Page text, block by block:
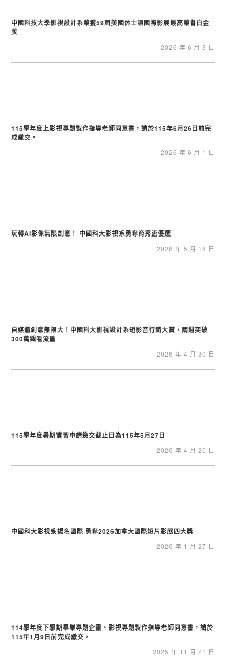
中國科技大學影視設計系榮獲59屆美國休士頓國際影展最高榮譽白金
獎
2026 年 6 月 3 日
115學年度上影視專題製作指導老師同意書，請於115年6月26日前完
成繳交。
2026 年 6 月 1 日
玩轉AI影像無限創意！ 中國科大影視系勇奪育秀盃優選
2026 年 5 月 18 日
自媒體創意無限大！中國科大影視設計系短影音行銷大賞，兩週突破
300萬觀看流量
2026 年 4 月 30 日
115學年度暑期實習申請繳交截止日為115年5月27日
2026 年 4 月 20 日
中國科大影視系揚名國際 勇奪2026加拿大國際短片影展四大獎
2026 年 1 月 27 日
114學年度下學期畢業專題企畫、影視專題製作指導老師同意書，請於
115年1月9日前完成繳交。
2025 年 11 月 21 日